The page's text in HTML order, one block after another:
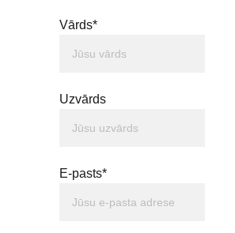
Vārds*
Uzvārds
E-pasts*